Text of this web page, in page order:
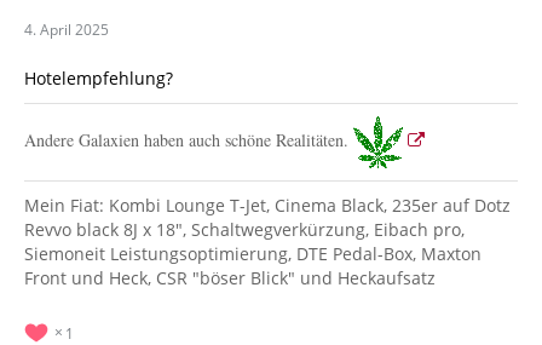
4. April 2025
Hotelempfehlung?
Andere Galaxien haben auch schöne Realitäten.
Mein Fiat: Kombi Lounge T-Jet, Cinema Black, 235er auf Dotz
Revvo black 8J x 18", Schaltwegverkürzung, Eibach pro,
Siemoneit Leistungsoptimierung, DTE Pedal-Box, Maxton
Front und Heck, CSR "böser Blick" und Heckaufsatz
1